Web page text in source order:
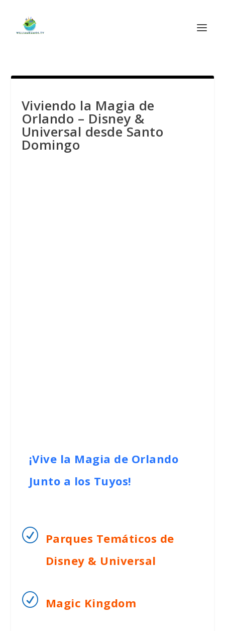
Viviendo la Magia de
Orlando – Disney &
Universal desde Santo
Domingo
¡Vive la Magia de Orlando
Junto a los Tuyos!
R Parques Temáticos de
Disney & Universal
R Magic Kingdom